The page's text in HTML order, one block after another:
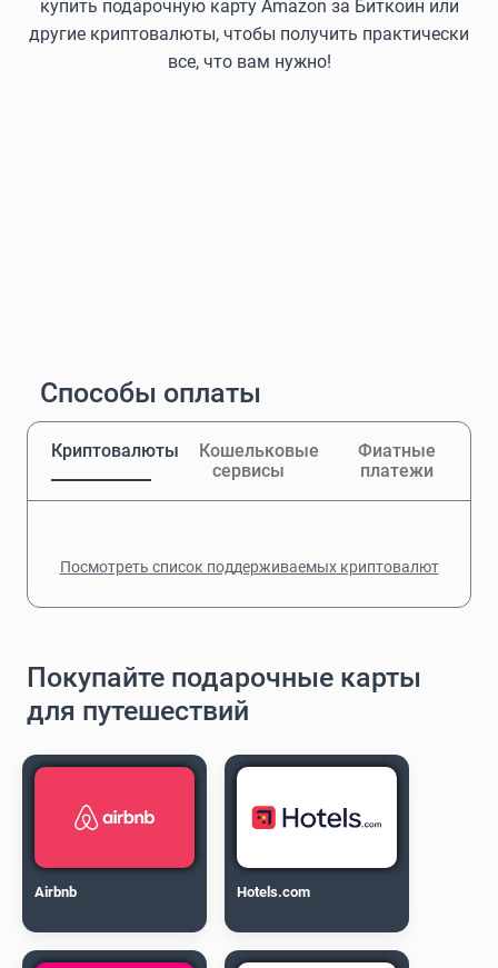
купить подарочную карту Amazon за Биткоин или
другие криптовалюты, чтобы получить практически
все, что вам нужно!
Способы оплаты
Криптовалюты
Кошельковые
сервисы
Фиатные
платежи
Посмотреть список поддерживаемых криптовалют
Покупайте подарочные карты
для путешествий
Airbnb Hotels.com